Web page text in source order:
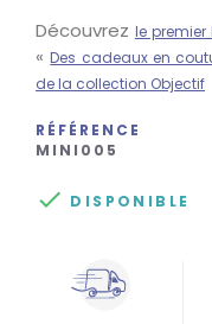
Découvrez le premier
«Des cadeaux en
de la collection Objectif
RÉFÉRENCE
MINI005
 DISPONIBLE